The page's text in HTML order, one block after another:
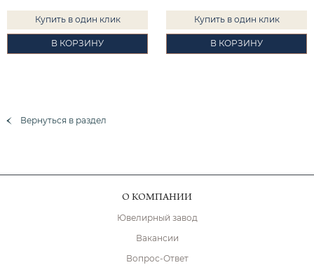
Купить в один клик
В КОРЗИНУ
Купить в один клик
В КОРЗИНУ
Вернуться в раздел
О КОМПАНИИ
Ювелирный завод
Вакансии
Вопрос-Ответ